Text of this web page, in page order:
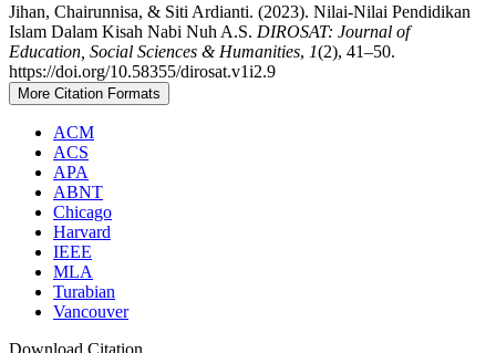
Jihan, Chairunnisa, & Siti Ardianti. (2023). Nilai-Nilai Pendidikan
Islam Dalam Kisah Nabi Nuh A.S. DIROSAT: Journal of
Education, Social Sciences & Humanities, 1(2), 41–50.
https://doi.org/10.58355/dirosat.v1i2.9
More Citation Formats
ACM
ACS
APA
ABNT
Chicago
Harvard
IEEE
MLA
Turabian
Vancouver
Download Citation